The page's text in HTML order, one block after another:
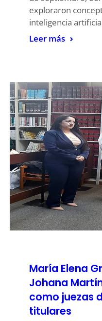
exploraron
inteligencia
Leer más
María Elena
Johana
como juezas
titulares